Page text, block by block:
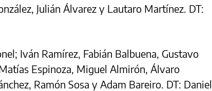
Julián Álvarez y Lautaro Martínez. DT:
Iván Ramírez, Fabián Balbuena, Gustavo
Espinoza, Miguel Almirón, Álvaro
Ramón Sosa y Adam Bareiro. DT: Daniel